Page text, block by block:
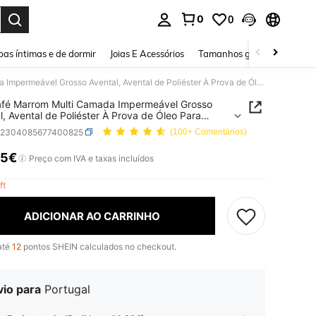
0 0
íntimas e de dormir Joias E Acessórios Tamanhos grandes
1pc Café Marrom Multi Camada Impermeável Grosso Avental, Avental de Poliéster À Prova de Óleo Para Cozinha, Cozinha, Banheiro, Casa, Fornecedores Domésticos
Marrom Multi Camada Impermeável Grosso
Avental de Poliéster À Prova de Óleo Para
Cozinha, Banheiro, Casa, Fornecedores(100+ Comentários)
AND AVAILABILITY
Preço com IVA e taxas incluídos
ADICIONAR AO CARRINHO
12 pontos SHEIN calculados no checkout.
para Portugal